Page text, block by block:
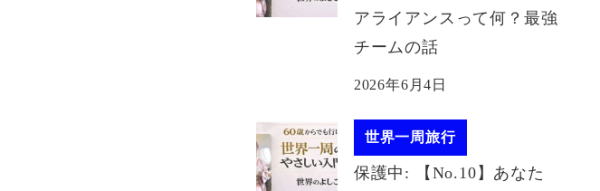
アライアンスって何？最強
チームの話
2026年6月4日
世界一周旅行
保護中: 【No.10】あなた